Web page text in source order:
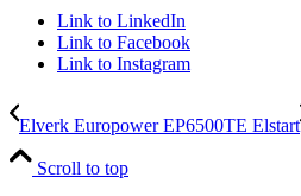
Link to LinkedIn
Link to Facebook
Link to Instagram
Elverk Europower EP6500TE Elstart
Scroll to top